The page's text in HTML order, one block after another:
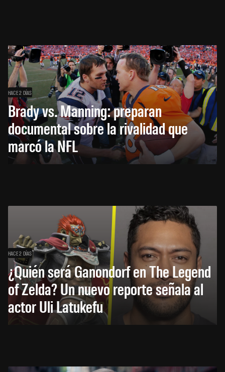
HACE 2 DÍAS
Brady vs. Manning: preparan
documental sobre la rivalidad que
marcó la NFL
HACE 2 DÍAS
¿Quién será Ganondorf en The Legend
of Zelda? Un nuevo reporte señala al
actor Uli Latukefu